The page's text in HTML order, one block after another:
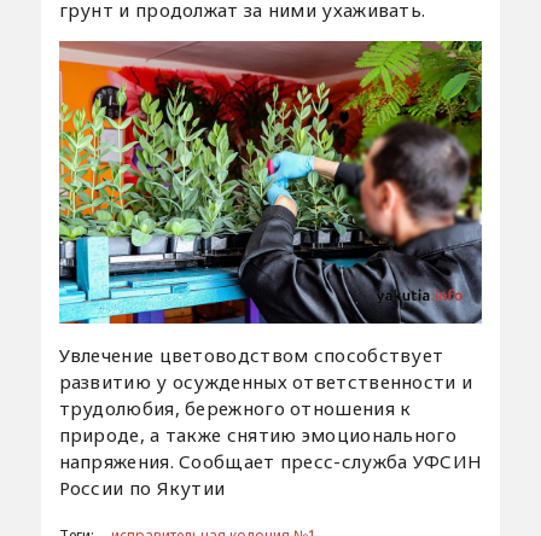
грунт и продолжат за ними ухаживать.
Увлечение цветоводством способствует
развитию у осужденных ответственности и
трудолюбия, бережного отношения к
природе, а также снятию эмоционального
напряжения. Сообщает пресс-служба УФСИН
России по Якутии